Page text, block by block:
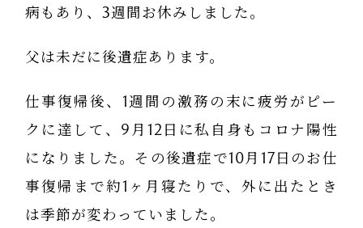
病もあり、3週間お休みしました。
父は未だに後遺症あります。
仕事復帰後、1週間の激務の末に疲労がピー
クに達して、9月12日に私自身もコロナ陽性
になりました。その後遺症で10月17日のお仕
事復帰まで約1ヶ月寝たりで、外に出たとき
は季節が変わっていました。